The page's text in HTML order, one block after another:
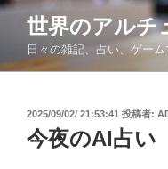
コ
ン
世界のアルチ
日々の雑記、占い、ゲーム
投
稿
日:
2025/09/02/ 21:53:41 投稿者:
今夜のAI占い